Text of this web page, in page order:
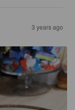
3 years ago